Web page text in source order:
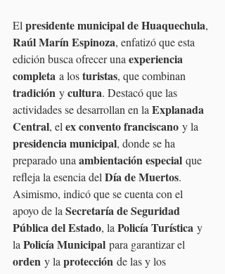
El presidente municipal de Huaquechula,
Raúl Marín Espinoza, enfatizó que esta
edición busca ofrecer una experiencia
completa a los turistas, que combinan
tradición y cultura. Destacó que las
actividades se desarrollan en la Explanada
Central, el ex convento franciscano y la
presidencia municipal, donde se ha
preparado una ambientación especial que
refleja la esencia del Día de Muertos.
Asimismo, indicó que se cuenta con el
apoyo de la Secretaría de Seguridad
Pública del Estado, la Policía Turística y
la Policía Municipal para garantizar el
orden y la protección de las y los